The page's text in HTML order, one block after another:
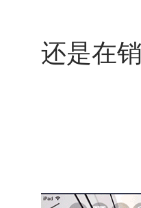
还是在